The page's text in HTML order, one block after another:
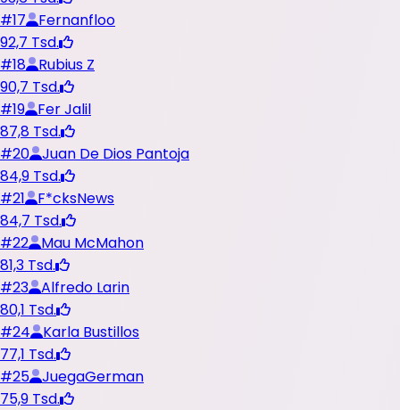
#17
Fernanfloo
92,7 Tsd.
#18
Rubius Z
90,7 Tsd.
#19
Fer Jalil
87,8 Tsd.
#20
Juan De Dios Pantoja
84,9 Tsd.
#21
F*cksNews
84,7 Tsd.
#22
Mau McMahon
81,3 Tsd.
#23
Alfredo Larin
80,1 Tsd.
#24
Karla Bustillos
77,1 Tsd.
#25
JuegaGerman
75,9 Tsd.